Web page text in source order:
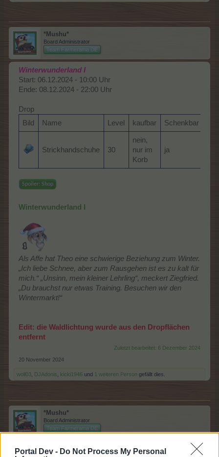
Portal Dev - Do Not Process My Personal
*Mushu*
Board Administrator
Team Farmerama DE
Winterwunderland I
Start: 06.12.2024 - 10:00 Uhr
Ende: 08.12.2024 - 22:00 Uhr
Drop
Bild
Name Level kaufbar Schenkbar
Strickhandschuhe 30
nein,
nur im
Korb
ja
Spoiler: Shop
Winterwunderland I
Als Affe hat Theo eine schwierige Beziehung zum Winter.
„Ich liebe Schnee, aber zum Rausgehen ist es zu kalt für
mich.“ „Unsinn, mein kleiner Lehrling“, meckert Ziegfried.
„Du brauchst nur etwas Training. Besuchen wir den
Wintermarkt!“
Edit: die Waldlichtung wurde aus den Dropflächen
entfernt
Zuletzt bearbeitet: 6 Dezember 2024
20 November 2024
woll03 DJAdonis kicki1946 und 1 weiteren Person gefällt dies.
*Mushu*
Board Administrator
Team Farmerama DE
Winterwunderland II